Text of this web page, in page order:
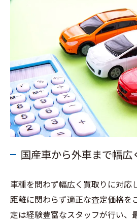
国産車から外車まで幅広
車種を問わず幅広く買取りに対応
距離に関わらず適正な査定価格を
定は経験豊富なスタッフが行い、